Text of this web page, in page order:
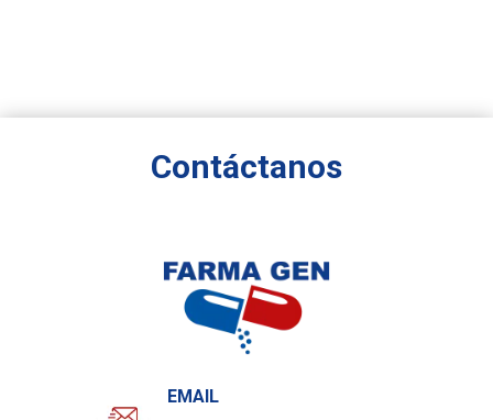
Contáctanos
EMAIL